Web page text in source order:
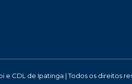
e CDL de Ipatinga | Todos os direitos